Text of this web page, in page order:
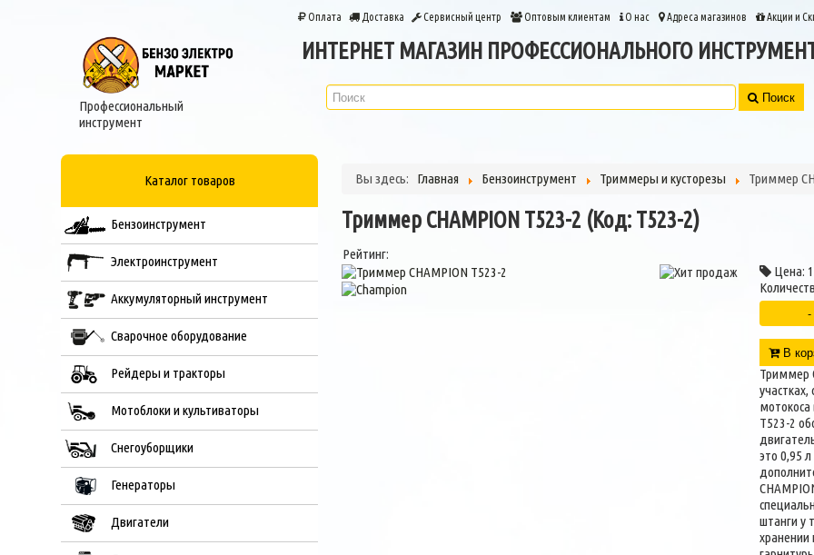
Оплата Доставка Сервисный центр Оптовым клиентам О нас Адреса магазинов Акции и
Профессиональный
инструмент
ИНТЕРНЕТ МАГАЗИН ПРОФЕССИОНАЛЬНОГО
Поиск
Каталог товаров
Бензоинструмент
Электроинструмент
Аккумуляторный инструмент
Сварочное оборудование
Рейдеры и тракторы
Мотоблоки и культиваторы
Снегоуборщики
Генераторы
Двигатели
Вы здесь: Главная Бензоинструмент Триммеры и кусторезы Триммер
Триммер CHAMPION T523-2 (Код: T523-2)
Рейтинг:
Цена:
В
Триммер
мотокоса
Т523-2
это 0,95
штанги у